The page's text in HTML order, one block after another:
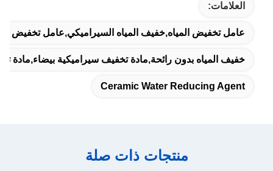
العلامات:
عامل تخفيض المياه,خفيف المياه السيراميكي,عامل تخفيض
خفيف المياه بدون رائحة,مادة تخفيف سيراميكية بيضاء,مادة
Ceramic Water Reducing Agent
منتجات ذات صلة